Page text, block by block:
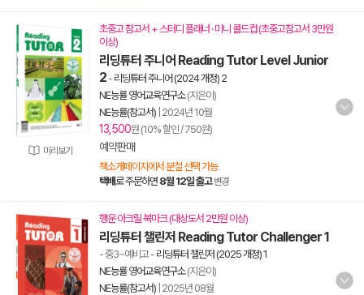
미리보기
초중고 참고서 + 스터디 플래너 · 미니 콜드컵 (초중고참고서 3만원
이상)
리딩튜터 주니어 Reading Tutor Level Junior
2 - 리딩튜터 주니어 (2024 개정) 2
NE능률 영어교육연구소(지은이)
NE능률(참고서) 2024년 10월
13,500원 (10% 할인 / 750원)
예약판매
책소개페이지에서 분철 선택 가능
택배로 주문하면 8월 12일 출고 변경
행운 아크릴 북마크 (대상도서 2만원 이상)
리딩튜터 챌린저 Reading Tutor Challenger 1
- 중3~예비고 - 리딩튜터 챌린저 (2025 개정) 1
NE능률 영어교육연구소(지은이)
NE능률(참고서) 2025년 08월